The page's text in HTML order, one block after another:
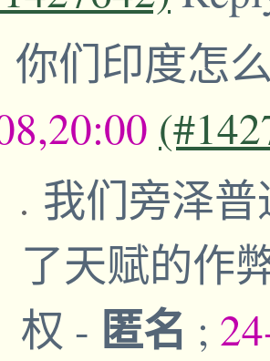
你们印度怎
我们旁泽
了天赋的作
权 - 匿名 ;